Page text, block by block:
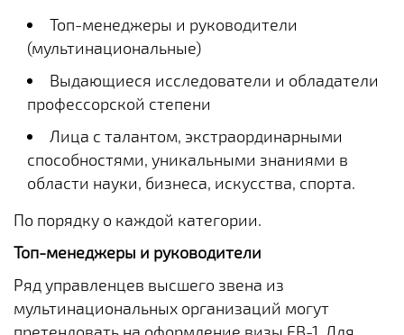
Топ-менеджеры и руководители
(мультинациональные)
Выдающиеся исследователи и обладатели
профессорской степени
Лица с талантом, экстраординарными
способностями, уникальными знаниями в
области науки, бизнеса, искусства, спорта.
По порядку о каждой категории.
Топ-менеджеры и руководители
Ряд управленцев высшего звена из
мультинациональных организаций могут